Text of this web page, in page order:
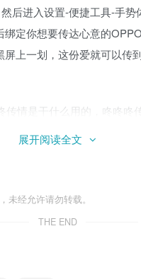
后进入设置-便捷工具-手势
绑定你想要传达心意的
上一划，这份爱就可以传
系列的三款机型，包括
！用“咚咚咚咚咚咚咚”给你
展开阅读全文
未经允许请勿转载。
THE END